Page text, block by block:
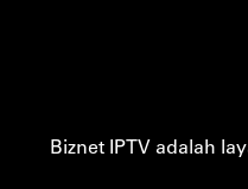
Biznet IPTV adalah